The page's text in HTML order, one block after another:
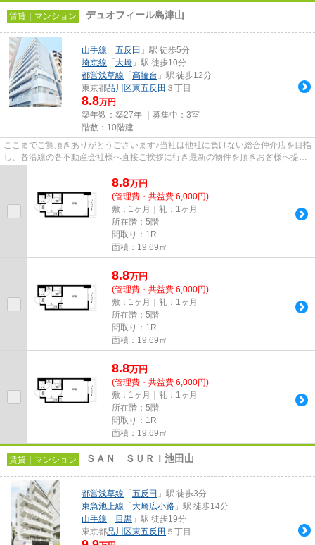
賃貸｜マンション デュオフィール島津山
山手線 「 五反田 」駅 徒歩5分
埼京線 「 大崎 」駅 徒歩10分
都営浅草線 「 高輪台 」駅 徒歩12分
東京都品川区東五反田 ３丁目
8.8万円
築年数：築27年 ｜募集中： 3室
階数：10階建
ここまでご覧頂きありがとうございます♪当社は他社に負けない総合仲介店を目指
し、各沿線の各不動産会社様へ直接ご挨拶に行き最新の物件を頂きお客様へ提供
8.8万円
(管理費・共益費 6,000円)
敷：1ヶ月｜礼：1ヶ月
所在階：5階
間取り：1R
面積：19.69㎡
8.8万円
(管理費・共益費 6,000円)
敷：1ヶ月｜礼：1ヶ月
所在階：5階
間取り：1R
面積：19.69㎡
8.8万円
(管理費・共益費 6,000円)
敷：1ヶ月｜礼：1ヶ月
所在階：5階
間取り：1R
面積：19.69㎡
賃貸｜マンション ＳＡＮ ＳＵＲＩ池田山
都営浅草線 「 五反田 」駅 徒歩3分
東急池上線 「 大崎広小路 」駅 徒歩14分
山手線 「 目黒 」駅 徒歩19分
東京都品川区東五反田 ５丁目